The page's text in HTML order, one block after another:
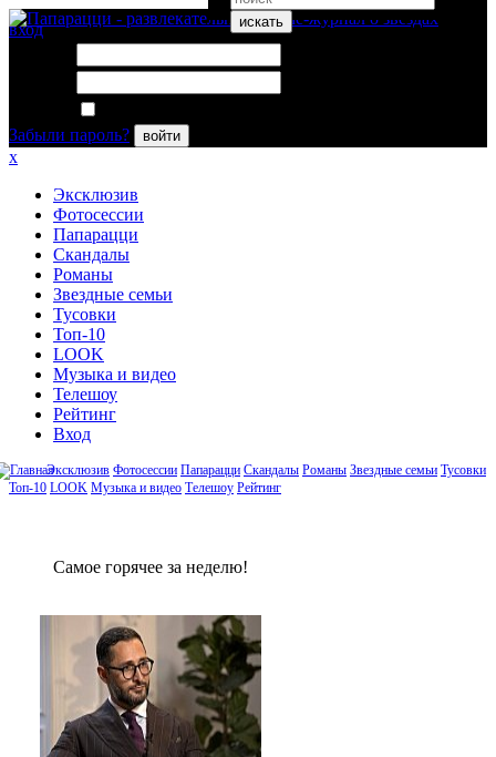
искать
вход
Забыли пароль?
войти
x
Эксклюзив
Фотосессии
Папарацци
Скандалы
Романы
Звездные семьи
Тусовки
Топ-10
LOOK
Музыка и видео
Телешоу
Рейтинг
Вход
Эксклюзив Фотосессии Папарацци Скандалы Романы Звездные семьи Тусовки
Топ-10 LOOK Музыка и видео Телешоу Рейтинг
Сaмое гoрячее за неделю!